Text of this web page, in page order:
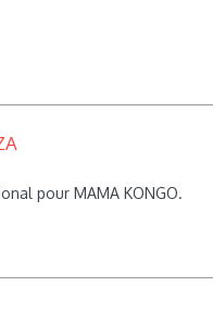
pour MAMA KONGO.